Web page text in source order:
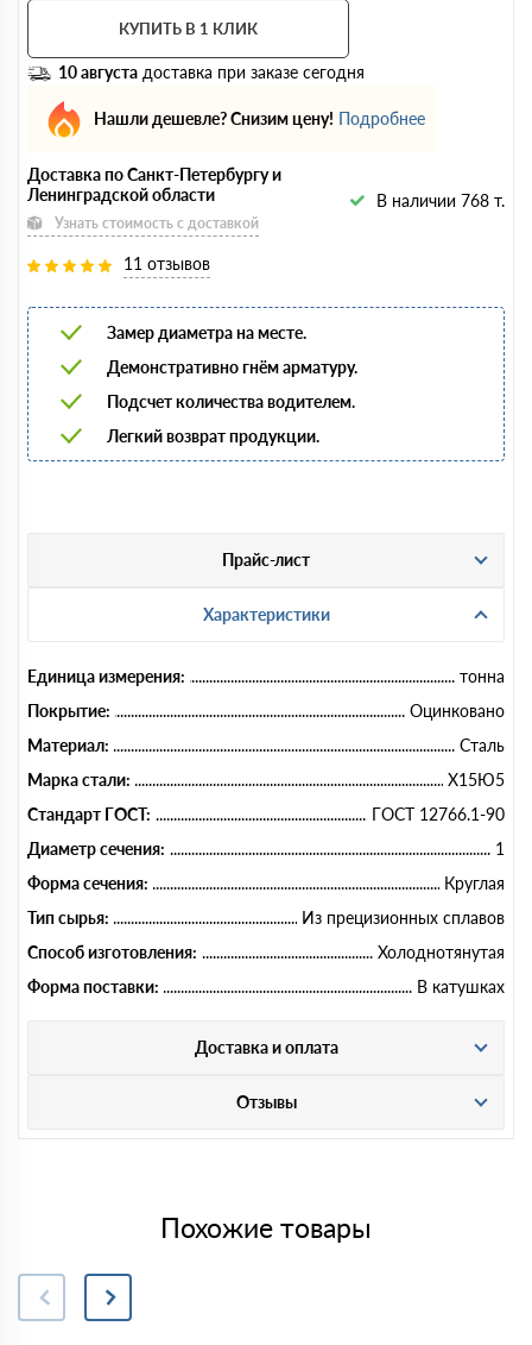
КУПИТЬ В 1 КЛИК
10 августа доставка при заказе сегодня
Нашли дешевле? Снизим цену! Подробнее
Доставка по Санкт-Петербургу и
Ленинградской области
Узнать стоимость с доставкой
В наличии 768 т.
11 отзывов
Замер диаметра на месте.
Демонстративно гнём арматуру.
Подсчет количества водителем.
Легкий возврат продукции.
Прайс-лист
Характеристики
Единица измерения:
тонна
Покрытие:
Оцинковано
Материал:
Сталь
Марка стали:
Х15Ю5
Стандарт ГОСТ:
ГОСТ 12766.1-90
Диаметр сечения:
1
Форма сечения:
Круглая
Тип сырья:
Из прецизионных сплавов
Способ изготовления:
Холоднотянутая
Форма поставки:
В катушках
Доставка и оплата
Отзывы
Похожие товары